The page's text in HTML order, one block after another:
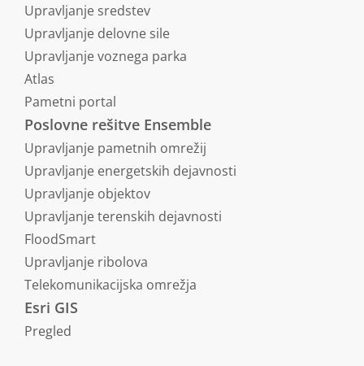
Upravljanje sredstev
Upravljanje delovne sile
Upravljanje voznega parka
Atlas
Pametni portal
Poslovne rešitve Ensemble
Upravljanje pametnih omrežij
Upravljanje energetskih dejavnosti
Upravljanje objektov
Upravljanje terenskih dejavnosti
FloodSmart
Upravljanje ribolova
Telekomunikacijska omrežja
Esri GIS
Pregled